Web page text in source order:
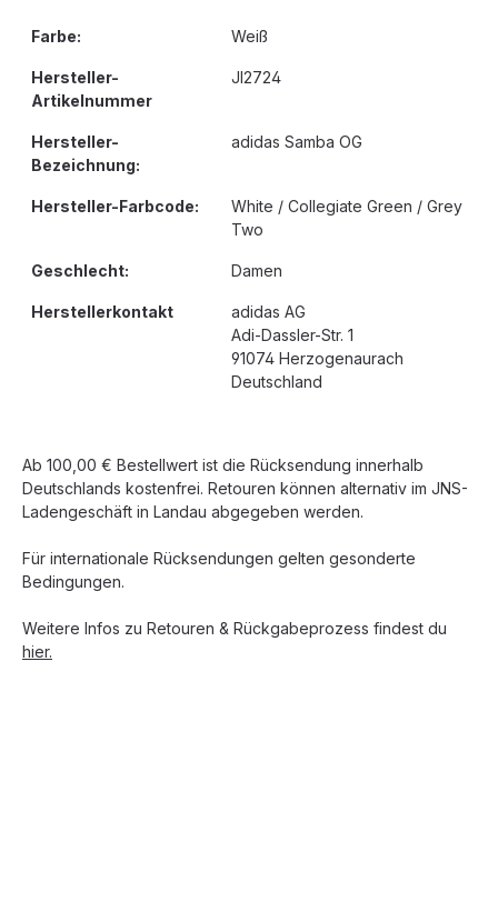
Farbe: Weiß
Hersteller-
Artikelnummer
JI2724
Hersteller-
Bezeichnung:
adidas Samba OG
Hersteller-Farbcode:
White / Collegiate Green / Grey
Two
Geschlecht: Damen
Herstellerkontakt
adidas AG
Adi-Dassler-Str. 1
91074 Herzogenaurach
Deutschland
Ab 100,00 € Bestellwert ist die Rücksendung innerhalb
Deutschlands kostenfrei. Retouren können alternativ im JNS-
Ladengeschäft in Landau abgegeben werden.
Für internationale Rücksendungen gelten gesonderte
Bedingungen.
Weitere Infos zu Retouren & Rückgabeprozess findest du
hier.